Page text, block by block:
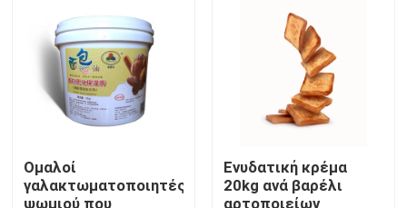
Ομαλοί
γαλακτωματοποιητές
ψωμιού που
Ενυδατική κρέμα
20kg ανά βαρέλι
αρτοποιείων